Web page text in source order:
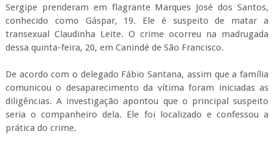
Sergipe prenderam em flagrante Marques José dos Santos,
conhecido como Gáspar, 19. Ele é suspeito de matar a
transexual Claudinha Leite. O crime ocorreu na madrugada
dessa quinta-feira, 20, em Canindé de São Francisco.
De acordo com o delegado Fábio Santana, assim que a família
comunicou o desaparecimento da vítima foram iniciadas as
diligências. A investigação apontou que o principal suspeito
seria o companheiro dela. Ele foi localizado e confessou a
prática do crime.